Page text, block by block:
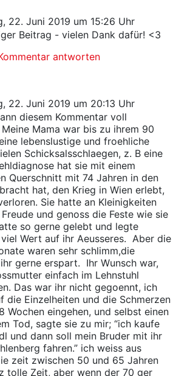
22. Juni 2019 um 15:26 Uhr
Beitrag - vielen Dank dafür! <3
antworten
22. Juni 2019 um 20:13 Uhr
diesem Kommentar voll
Mama war bis zu ihrem 90
lebenslustige und froehliche
Schicksalsschlaegen, z. B eine
hat sie mit einem
Querschnitt mit 74 Jahren in den
hat, den Krieg in Wien erlebt,
Sie hatte an Kleinigkeiten
und genoss die Feste wie sie
so gerne gelebt und legte
Wert auf ihr Aeusseres. Aber die
waren sehr schlimm,die
gerne erspart. Ihr Wunsch war,
einfach im Lehnstuhl
Das war ihr nicht gegoennt, ich
die Einzelheiten und die Schmerzen
Wochen eingehen, und selbst einen
Tod, sagte sie zu mir; “ich kaufe
und dann soll mein Bruder mit ihr
fahren.” ich weiss aus
zeit zwischen 50 und 65 Jahren
tolle Zeit, aber wenn der 70 ger